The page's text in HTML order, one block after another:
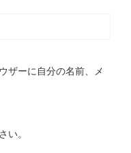
ザーに自分の名前、メ
い。